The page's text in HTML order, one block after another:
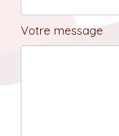
Votre message